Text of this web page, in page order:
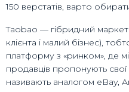
150 верстатів, варто
Taobao — гібридний
клієнта і малий бізнес),
платформу з «ринком», де
продавців пропонують
називають аналогом eBay,